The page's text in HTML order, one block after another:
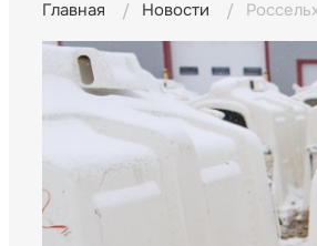
Главная Новости